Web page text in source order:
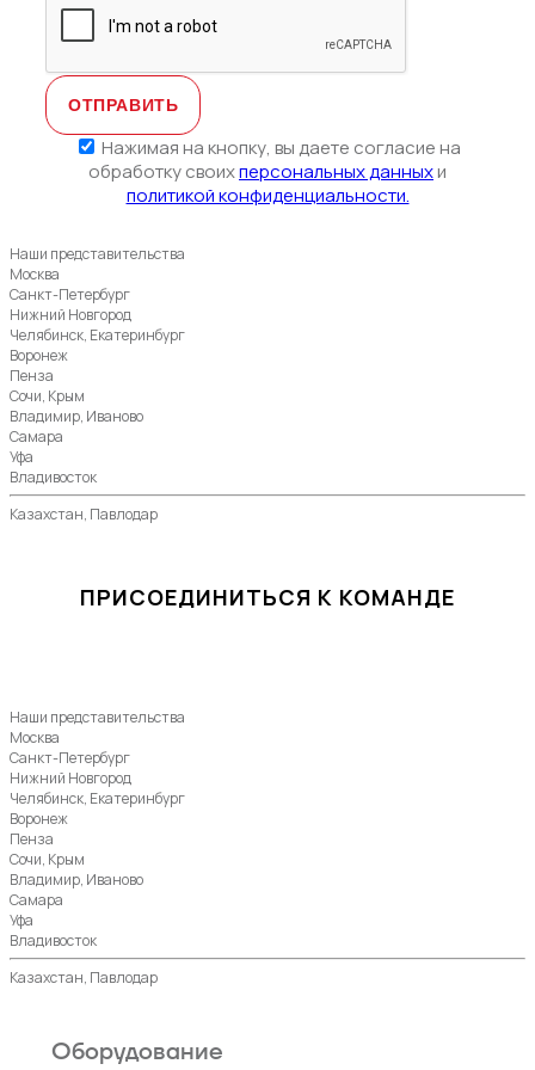
Нажимая на кнопку, вы даете согласие на
обработку своихперсональных данныхи
политикой конфиденциальности.
Наши представительства
Москва
Санкт-Петербург
Нижний Новгород
Челябинск, Екатеринбург
Воронеж
Пенза
Сочи, Крым
Владимир, Иваново
Самара
Уфа
Владивосток
Казахстан, Павлодар
ПРИСОЕДИНИТЬСЯ К КОМАНДЕ
Наши представительства
Москва
Санкт-Петербург
Нижний Новгород
Челябинск, Екатеринбург
Воронеж
Пенза
Сочи, Крым
Владимир, Иваново
Самара
Уфа
Владивосток
Казахстан, Павлодар
Оборудование